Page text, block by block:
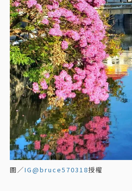
圖／IG@bruce570318授權